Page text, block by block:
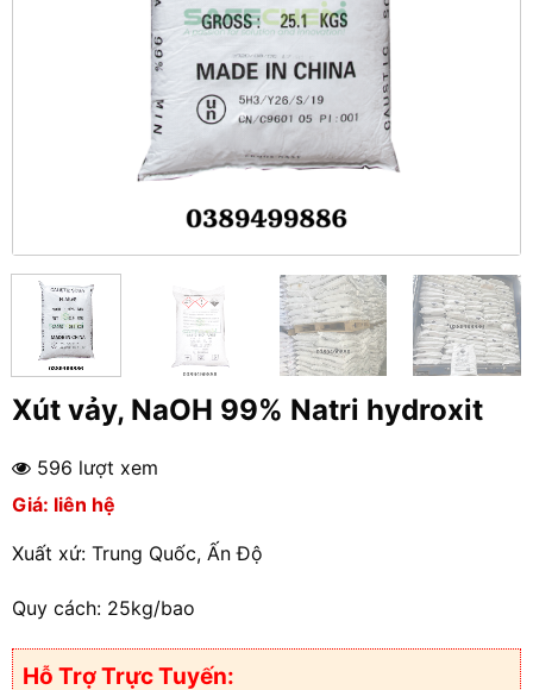
Xút vảy, NaOH 99% Natri hydroxit
596 lượt xem
Giá: liên hệ
Xuất xứ: Trung Quốc, Ấn Độ
Quy cách: 25kg/bao
Hỗ Trợ Trực Tuyến: